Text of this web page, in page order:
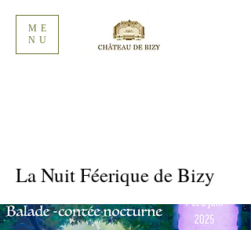
ME
NU
La Nuit Féerique de Bizy